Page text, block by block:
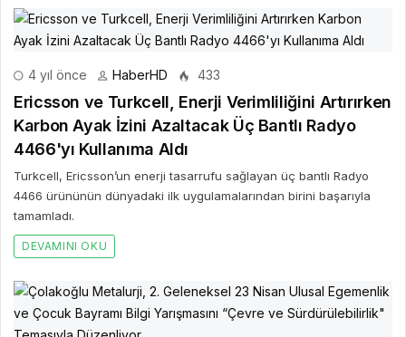
4 yıl önce HaberHD 433
Ericsson ve Turkcell, Enerji Verimliliğini Artırırken
Karbon Ayak İzini Azaltacak Üç Bantlı Radyo
4466'yı Kullanıma Aldı
Turkcell, Ericsson’un enerji tasarrufu sağlayan üç bantlı Radyo
4466 ürününün dünyadaki ilk uygulamalarından birini başarıyla
tamamladı.
DEVAMINI OKU